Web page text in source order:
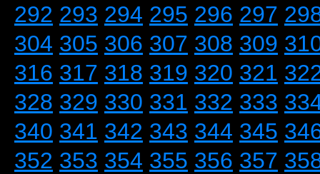
292 293 294 295 296 297
304 305 306 307 308 309
316 317 318 319 320 321
328 329 330 331 332 333
340 341 342 343 344 345
352 353 354 355 356 357